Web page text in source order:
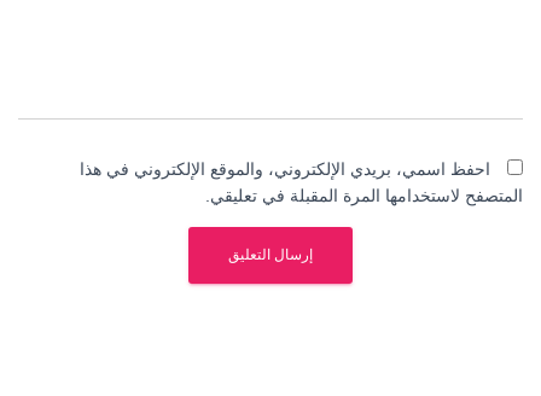
احفظ اسمي، بريدي الإلكتروني، والموقع الإلكتروني في هذا
المتصفح لاستخدامها المرة المقبلة في تعليقي.